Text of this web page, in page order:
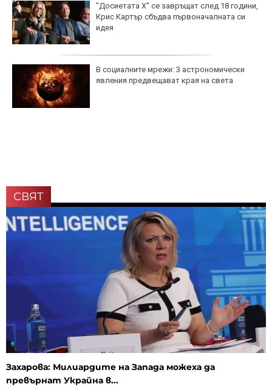
"Досиетата Х" се завръщат след 18 години,
Крис Картър сбъдва първоначалната си
идея
В социалните мрежи: 3 астрономически
явления предвещават края на света
СВЯТ
Захарова: Милиардите на Запада можеха да
превърнат Украйна в...